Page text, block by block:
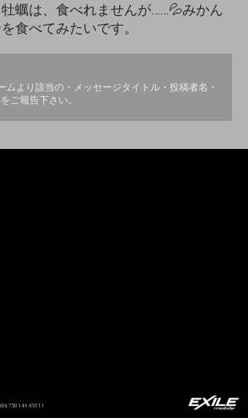
蠣は、食べれませんが……💦みかん
食べてみたいです。
ムより該当の・メッセージタイトル・投稿者名・
ご報告下さい。